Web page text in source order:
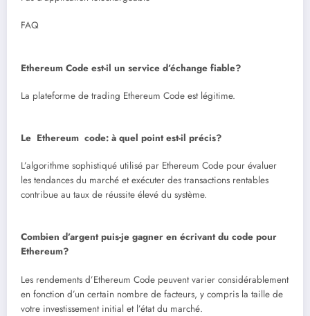
FAQ
Ethereum Code est-il un service d’échange fiable?
La plateforme de trading Ethereum Code est légitime.
Le Ethereum code: à quel point est-il précis?
L’algorithme sophistiqué utilisé par Ethereum Code pour évaluer
les tendances du marché et exécuter des transactions rentables
contribue au taux de réussite élevé du système.
Combien d’argent puis-je gagner en écrivant du code pour
Ethereum?
Les rendements d’Ethereum Code peuvent varier considérablement
en fonction d’un certain nombre de facteurs, y compris la taille de
votre investissement initial et l’état du marché.